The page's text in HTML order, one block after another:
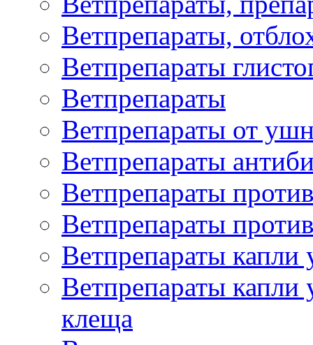
Ветпрепараты,
Ветпрепараты
Ветпрепараты
Ветпрепараты от
Ветпрепараты
Ветпрепараты
Ветпрепараты
Ветпрепараты
Ветпрепараты
клеща